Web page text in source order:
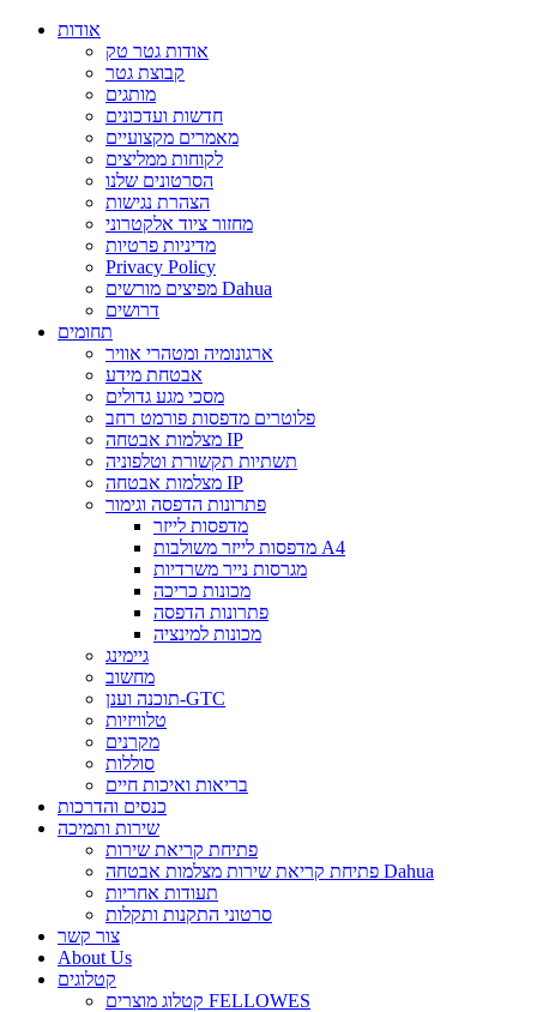
אודות
אודות גטר טק
קבוצת גטר
מותגים
חדשות ועדכונים
מאמרים מקצועיים
לקוחות ממליצים
הסרטונים שלנו
הצהרת נגישות
מחזור ציוד אלקטרוני
מדיניות פרטיות
Privacy Policy
מפיצים מורשים Dahua
דרושים
תחומים
ארגונומיה ומטהרי אוויר
אבטחת מידע
מסכי מגע גדולים
פלוטרים מדפסות פורמט רחב
מצלמות אבטחה IP
תשתיות תקשורת וטלפוניה
מצלמות אבטחה IP
פתרונות הדפסה וגימור
מדפסות לייזר
מדפסות לייזר משולבות A4
מגרסות נייר משרדיות
מכונות כריכה
פתרונות הדפסה
מכונות למינציה
גיימינג
מחשוב
תוכנה וענן-GTC
טלוויזיות
מקרנים
סוללות
בריאות ואיכות חיים
כנסים והדרכות
שירות ותמיכה
פתיחת קריאת שירות
פתיחת קריאת שירות מצלמות אבטחה Dahua
תעודות אחריות
סרטוני התקנות ותקלות
צור קשר
About Us
קטלוגים
קטלוג מוצרים FELLOWES